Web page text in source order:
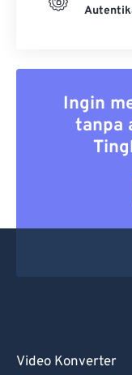
Ingin
tanpa
Video Konverter